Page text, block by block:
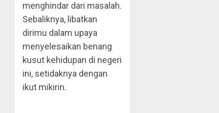
menghindar dari masalah.
Sebaliknya, libatkan
dirimu dalam upaya
menyelesaikan benang
kusut kehidupan di negeri
ini, setidaknya dengan
ikut mikirin.